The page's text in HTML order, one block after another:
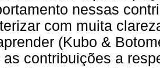
nessas
com muita
(Kubo &
as contribuições a